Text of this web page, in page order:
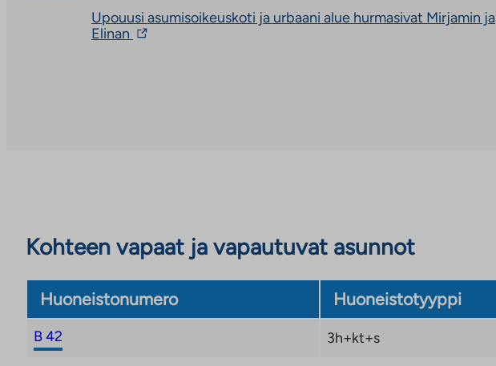
välilehteen
Upouusi asumisoikeuskoti ja urbaani alue hurmasivat Mirjamin ja
Elinan Linkki
Kohteen vapaat ja vapautuvat asunnot
Huoneistonumero Huoneistotyyppi
B 42 3h+kt+s